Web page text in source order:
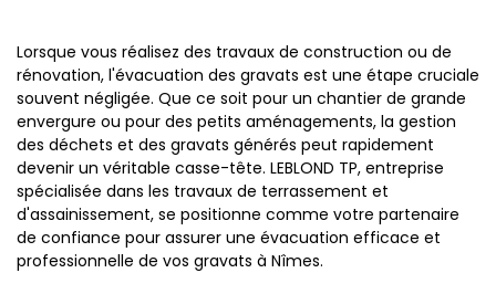
Lorsque vous réalisez des travaux de construction ou de
rénovation, l'évacuation des gravats est une étape cruciale
souvent négligée. Que ce soit pour un chantier de grande
envergure ou pour des petits aménagements, la gestion
des déchets et des gravats générés peut rapidement
devenir un véritable casse-tête. LEBLOND TP, entreprise
spécialisée dans les travaux de terrassement et
d'assainissement, se positionne comme votre partenaire
de confiance pour assurer une évacuation efficace et
professionnelle de vos gravats à Nîmes.